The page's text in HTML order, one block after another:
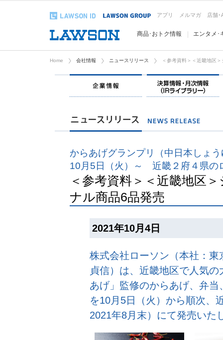
アプリ メルマガ 店舗･
商品･おトク情報 エンタメ･
Home 会社情報 ニュースリリース ＜参考資料＞＜近畿地区
企業情報
からあげグランプリ（中日本しょ
10月5日（火）～ 近畿２府４県の
＜参考資料＞＜近畿地区
ナル商品6品発売
2021年10月4日
株式会社ローソン（本社：
貞信）は、近畿地区で人気
あげ」監修のからあげ、弁
を10月5日（火）から順次、
2021年8月末）にて発売いた